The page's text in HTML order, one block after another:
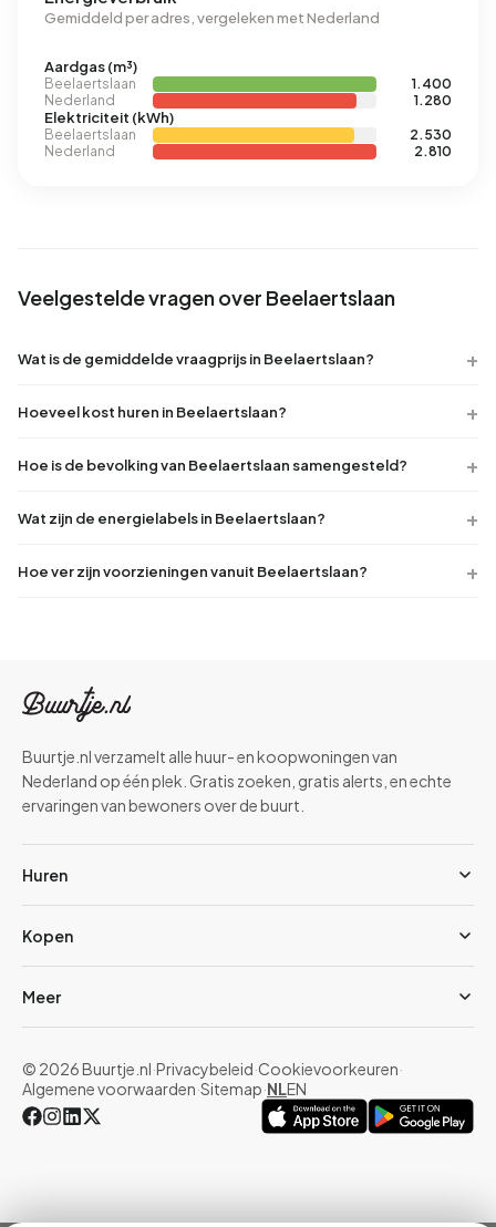
Gemiddeld per adres, vergeleken met Nederland
Aardgas (m³)
Beelaertslaan
1.400
Nederland
1.280
Elektriciteit (kWh)
Beelaertslaan
2.530
Nederland
2.810
Veelgestelde vragen over Beelaertslaan
Wat is de gemiddelde vraagprijs in Beelaertslaan?
Hoeveel kost huren in Beelaertslaan?
Hoe is de bevolking van Beelaertslaan samengesteld?
Wat zijn de energielabels in Beelaertslaan?
Hoe ver zijn voorzieningen vanuit Beelaertslaan?
Buurtje.nl verzamelt alle huur- en koopwoningen van
Nederland op één plek. Gratis zoeken, gratis alerts, en echte
ervaringen van bewoners over de buurt.
Huren
Kopen
Meer
© 2026 Buurtje.nl·Privacybeleid·Cookievoorkeuren·
Algemene voorwaarden·Sitemap·NLEN